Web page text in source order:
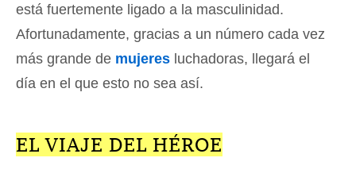
está fuertemente ligado a la masculinidad.
Afortunadamente, gracias a un número cada vez
más grande de mujeres luchadoras, llegará el
día en el que esto no sea así.
EL VIAJE DEL HÉROE